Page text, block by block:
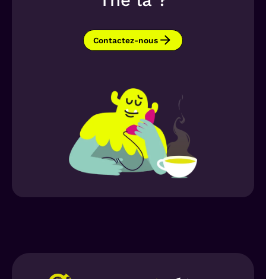
Contactez-nous